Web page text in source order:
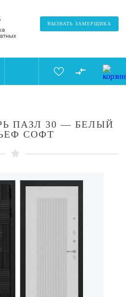
ВЫЗВАТЬ ЗАМЕРЩИКА
ПАЗЛ 30 — БЕЛЫЙ
СОФТ